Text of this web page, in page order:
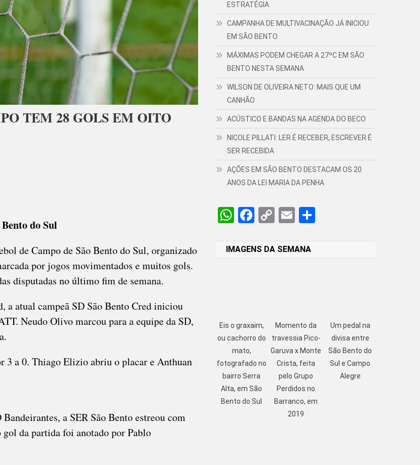
TEM 28 GOLS EM OITO
do Sul
de Campo de São Bento do Sul, organizado
por jogos movimentados e muitos gols.
disputadas no último fim de semana.
a atual campeã SD São Bento Cred iniciou
Neudo Olivo marcou para a equipe da SD,
3 a 0. Thiago Elizio abriu o placar e Anthuan
a SER São Bento estreou com
da partida foi anotado por Pablo
ESTRATÉGIA
CAMPANHA DE MULTIVACINAÇÃO JÁ INICIOU
EM SÃO BENTO
MÁXIMAS PODEM CHEGAR A 27ºC EM SÃO
BENTO NESTA SEMANA
WILSON DE OLIVEIRA NETO: MAIS QUE UM
CANHÃO
ACÚSTICO E BANDAS NA AGENDA DO BECO
NICOLE PILLATI: LER É RECEBER, ESCREVER É
SER RECEBIDA
AÇÕES EM SÃO BENTO DESTACAM OS 20
ANOS DA LEI MARIA DA PENHA
WhatsApp
Facebook
CopyEmail
IMAGENS DA SEMANA
Eis o graxaim,
ou cachorro do
mato,
fotografado no
bairro Serra
Alta, em São
Bento do Sul
Momento da
travessia Pico-
Garuva x Monte
Crista, feita
pelo Grupo
Perdidos no
Barranco, em
2019
Um pedal na
divisa entre
São Bento do
Sul e Campo
Alegre